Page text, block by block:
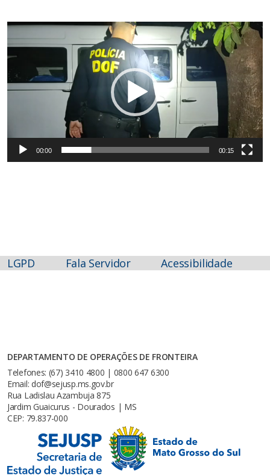
Tocador
de
vídeo
00:00 00:15
LGPD Fala Servidor Acessibilidade
DEPARTAMENTO DE OPERAÇÕES DE FRONTEIRA
Telefones: (67) 3410 4800 | 0800 647 6300
Email: dof@sejusp.ms.gov.br
Rua Ladislau Azambuja 875
Jardim Guaicurus - Dourados | MS
CEP: 79.837-000